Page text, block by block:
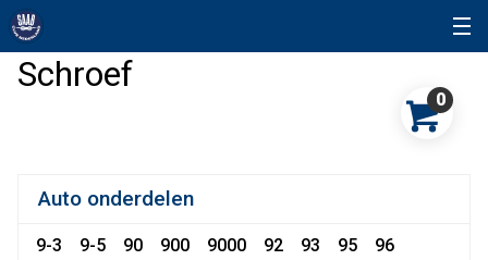
Schroef
0
Auto onderdelen
9-3 9-5 90 900 9000 92 93 95 96